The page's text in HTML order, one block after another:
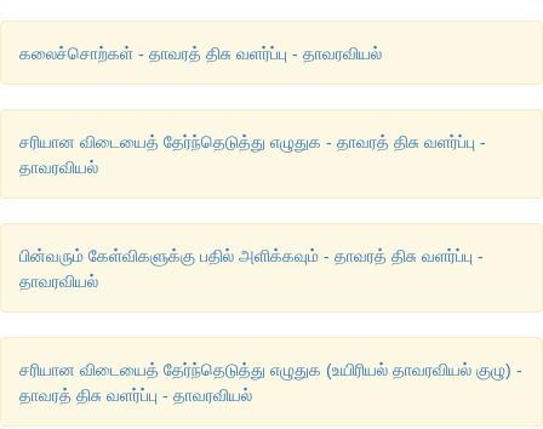
கலைச்சொற்கள் - தாவரத் திசு வளர்ப்பு - தாவரவியல்
சரியான விடையைத் தேர்ந்தெடுத்து எழுதுக - தாவரத் திசு வளர்ப்பு -
தாவரவியல்
பின்வரும் கேள்விகளுக்கு பதில் அளிக்கவும் - தாவரத் திசு வளர்ப்பு -
தாவரவியல்
சரியான விடையைத் தேர்ந்தெடுத்து எழுதுக (உயிரியல் தாவரவியல் குழு) -
தாவரத் திசு வளர்ப்பு - தாவரவியல்